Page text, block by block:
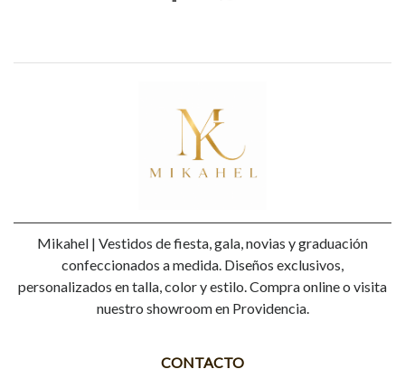
Mikahel | Vestidos de fiesta, gala, novias y graduación
confeccionados a medida. Diseños exclusivos,
personalizados en talla, color y estilo. Compra online o visita
nuestro showroom en Providencia.
CONTACTO